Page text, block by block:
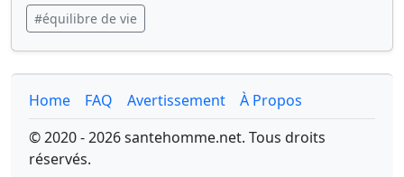
#équilibre de vie
Home FAQ Avertissement
À Propos
© 2020 - 2026 santehomme.net. Tous droits
réservés.